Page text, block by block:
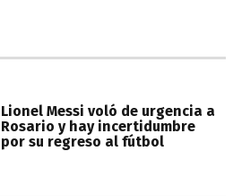
Lionel Messi voló de urgencia a
Rosario y hay incertidumbre
por su regreso al fútbol